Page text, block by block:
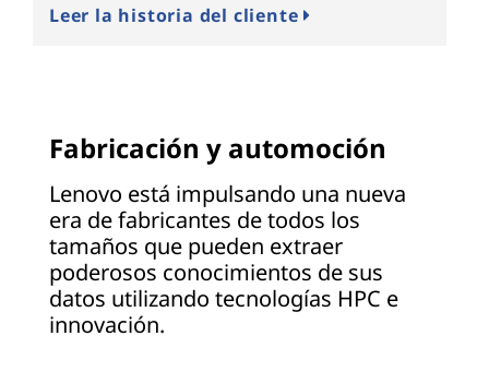
Leer la historia del cliente
Fabricación y automoción
Lenovo está impulsando una nueva
era de fabricantes de todos los
tamaños que pueden extraer
poderosos conocimientos de sus
datos utilizando tecnologías HPC e
innovación.